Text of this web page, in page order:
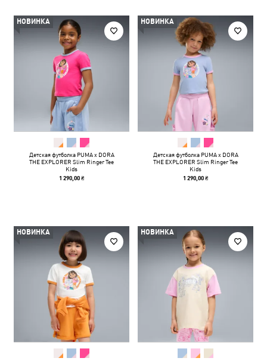
НОВИНКА
Детская футболка PUMA x DORA
THE EXPLORER Slim Ringer Tee
Kids
1 290,00 ₴
НОВИНКА
Детская футболка PUMA x DORA
THE EXPLORER Slim Ringer Tee
Kids
1 290,00 ₴
НОВИНКА НОВИНКА